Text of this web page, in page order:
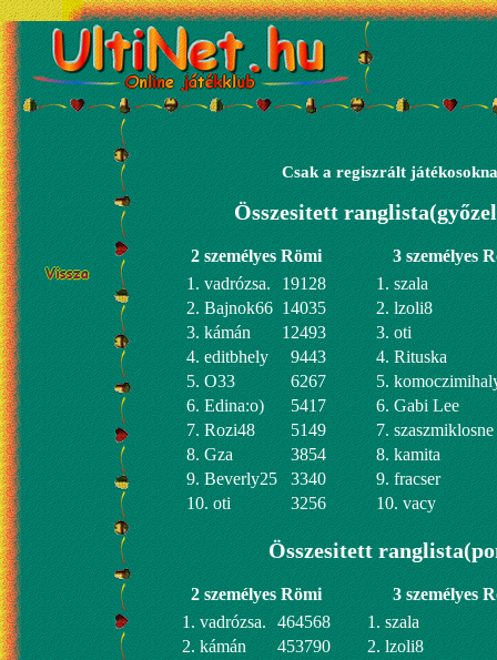
Csak a regiszrált
Összesitett
2 személyes Römi
3 személyes
1. vadrózsa.
19128
2. Bajnok66 14035
3. kámán
12493
4. editbhely
9443
5. O33
6267
6. Edina:o)
5417
7. Rozi48
5149
8. Gza
3854
9. Beverly25
3340
10. oti
3256
1. szala
2. lzoli8
3. oti
4. Rituska
5.
6. Gabi Lee
7. szaszmiklosne
8. kamita
9. fracser
10. vacy
Összesitett
2 személyes Römi
3 személyes
1. vadrózsa.
464568
2. kámán
453790
1. szala
2. lzoli8